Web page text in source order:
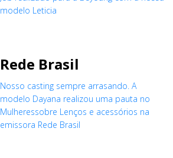
modelo Leticia
Rede Brasil
Nosso casting sempre arrasando. A
modelo Dayana realizou uma pauta no
Mulheressobre Lenços e acessórios na
emissora Rede Brasil